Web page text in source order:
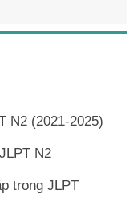
N2 (2021-2025)
N2
trong JLPT